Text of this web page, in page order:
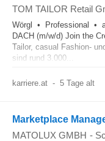
TOM TAILOR Retail
Wörgl • Professional •
DACH (m/w/d) Join the
Tailor, casual Fashion-
sind rund 3.000...
karriere.at - 5 Tage alt
Marketplace
MATOLUX GMBH -